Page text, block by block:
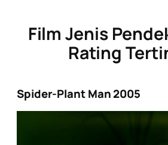
Film Jenis
Rating
Spider-Plant Man 2005